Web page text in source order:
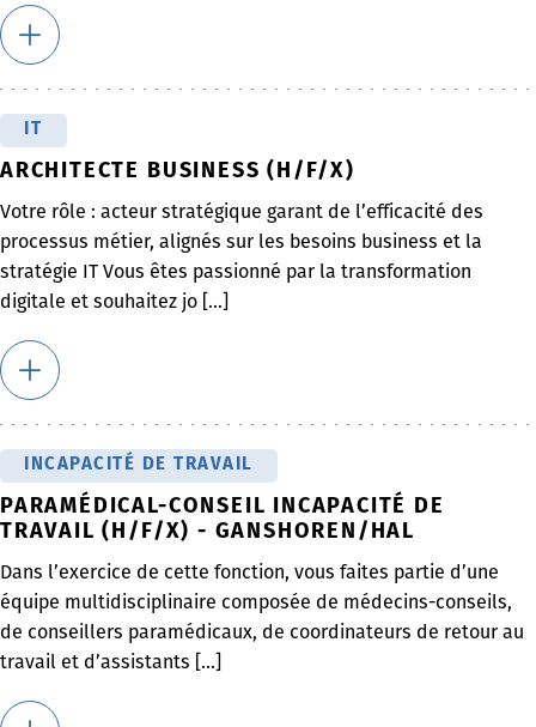
ARCHITECTE BUSINESS (H/F/X)
Votre rôle : acteur stratégique garant de l’efficacité des
processus métier, alignés sur les besoins business et la
stratégie IT Vous êtes passionné par la transformation
digitale et souhaitez jo [...]
INCAPACITÉ DE TRAVAIL
PARAMÉDICAL-CONSEIL INCAPACITÉ DE
TRAVAIL (H/F/X) - GANSHOREN/HAL
Dans l’exercice de cette fonction, vous faites partie d’une
équipe multidisciplinaire composée de médecins-conseils,
de conseillers paramédicaux, de coordinateurs de retour au
travail et d’assistants [...]